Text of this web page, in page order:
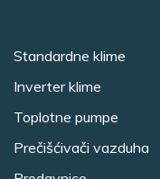
Standardne klime
Inverter klime
Toplotne pumpe
Prečišćivači vazduha